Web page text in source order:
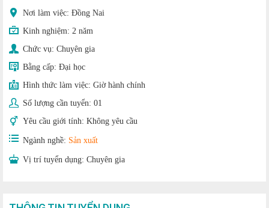
Nơi làm việc: Đồng Nai
Kinh nghiệm: 2 năm
Chức vụ: Chuyên gia
Bằng cấp: Đại học
Hình thức làm việc: Giờ hành chính
Số lượng cần tuyển: 01
Yêu cầu giới tính: Không yêu cầu
Ngành nghề: Sản xuất
Vị trí tuyển dụng: Chuyên gia